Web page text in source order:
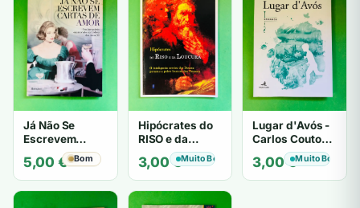
Já Não Se
Escrevem
Cartas de Amor
- Mário
Zambujal
5,00 € Bom
Hipócrates do
RISO e da
LOUCURA
3,00€Muito Bom
Lugar d'Avós -
Carlos Couto
Amaral
3,00€Muito Bom